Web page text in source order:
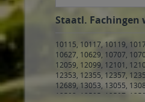
Staatl. Fachingen
10115, 10117, 10119,
10627, 10629, 10707,
12059, 12099, 12101,
12353, 12355, 12357,
12689, 13053, 13055,
13503, 13505, 13507,